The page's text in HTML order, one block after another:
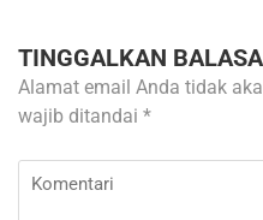
TINGGALKAN
Alamat email Anda tidak
wajib ditandai *
Komentari